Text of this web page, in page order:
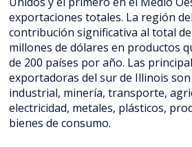
exportaciones totales. La región
contribución significativa al total de
millones de dólares en productos
de 200 países por año. Las
exportadoras del sur de Illinois
industrial, minería, transporte,
electricidad, metales, plásticos,
bienes de consumo.